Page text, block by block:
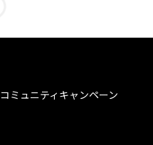
コミュニティ キャンペーン